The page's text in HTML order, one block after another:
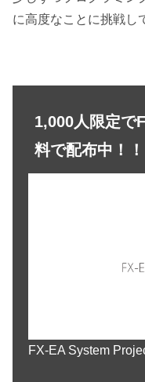
に高度なことに挑戦し
1,000人限定で
料で配布中！！
FX-EA System